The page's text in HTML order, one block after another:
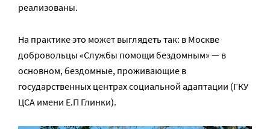
реализованы.
На практике это может выглядеть так: в Москве
добровольцы «Службы помощи бездомным» — в
основном, бездомные, проживающие в
государственных центрах социальной адаптации (ГКУ
ЦСА имени Е.П Глинки).